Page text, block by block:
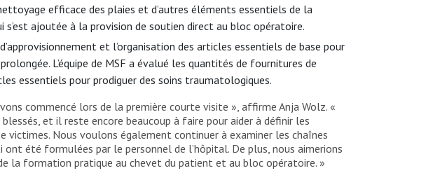
efficace des plaies et d’autres éléments essentiels de la
ajoutée à la provision de soutien direct au bloc opératoire.
et l’organisation des articles essentiels de base pour
L’équipe de MSF a évalué les quantités de fournitures de
essentiels pour prodiguer des soins traumatologiques.
commencé lors de la première courte visite », affirme Anja Wolz. «
et il reste encore beaucoup à faire pour aider à définir les
victimes. Nous voulons également continuer à examiner les chaînes
ont été formulées par le personnel de l’hôpital. De plus, nous aimerions
la formation pratique au chevet du patient et au bloc opératoire. »